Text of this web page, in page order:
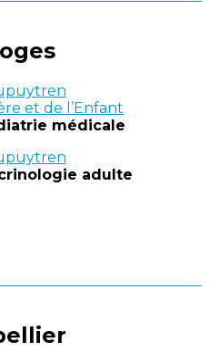
et de l’Enfant
médicale
adulte